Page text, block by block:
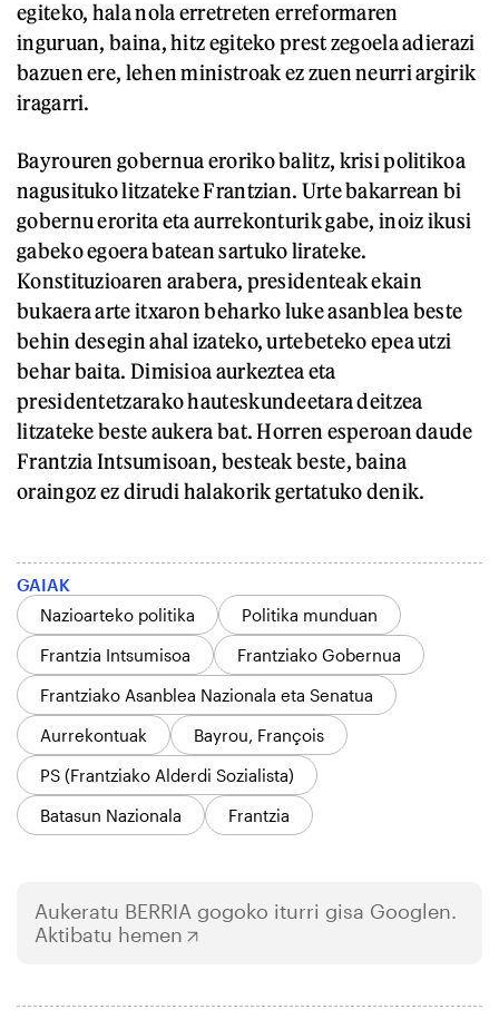
egiteko, hala nola erretreten erreformaren
inguruan, baina, hitz egiteko prest zegoela adierazi
bazuen ere, lehen ministroak ez zuen neurri argirik
iragarri.
Bayrouren gobernua eroriko balitz, krisi politikoa
nagusituko litzateke Frantzian. Urte bakarrean bi
gobernu erorita eta aurrekonturik gabe, inoiz ikusi
gabeko egoera batean sartuko lirateke.
Konstituzioaren arabera, presidenteak ekain
bukaera arte itxaron beharko luke asanblea beste
behin desegin ahal izateko, urtebeteko epea utzi
behar baita. Dimisioa aurkeztea eta
presidentetzarako hauteskundeetara deitzea
litzateke beste aukera bat. Horren esperoan daude
Frantzia Intsumisoan, besteak beste, baina
oraingoz ez dirudi halakorik gertatuko denik.
GAIAK
Nazioarteko politika
Politika munduan
Frantzia Intsumisoa
Frantziako Gobernua
Frantziako Asanblea Nazionala eta Senatua
Aurrekontuak
Bayrou, François
PS (Frantziako Alderdi Sozialista)
Batasun Nazionala
Frantzia
Aukeratu BERRIA gogoko iturri gisa Googlen.
Aktibatu hemen